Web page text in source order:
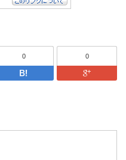
Facebook
0
はてなブッ
0